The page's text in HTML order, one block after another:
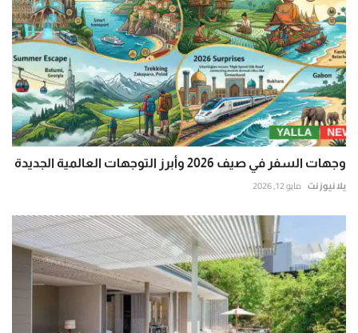
وجهات السفر في صيف 2026 وأبرز التوجهات العالمية الجديدة
يلا نيوز نت مايو 12, 2026